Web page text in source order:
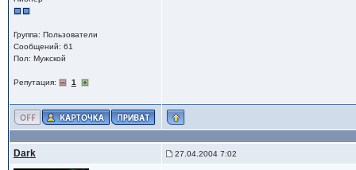
Группа: Пользователи
Сообщений: 61
Пол: Мужской
Репутация: 1
Dark 27.04.2004 7:02